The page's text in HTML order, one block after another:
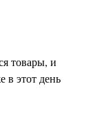
товары, и
в этот день